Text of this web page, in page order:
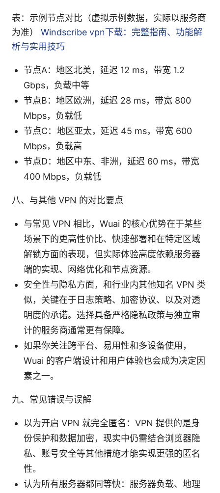
表：示例节点对比（虚拟示例数据，实际以服务商
为准） Windscribe vpn下载：完整指南、功能解
析与实用技巧
节点A：地区北美，延迟 12 ms，带宽 1.2
Gbps，负载中等
节点B：地区欧洲，延迟 28 ms，带宽 800
Mbps，负载低
节点C：地区亚太，延迟 45 ms，带宽 600
Mbps，负载高
节点D：地区中东、非洲，延迟 60 ms，带宽
400 Mbps，负载低
八、与其他 VPN 的对比要点
与常见 VPN 相比，Wuai 的核心优势在于某些
场景下的更高性价比、快速部署和在特定区域
解锁方面的表现，但实际体验高度依赖服务器
端的实现、网络优化和节点资源。
安全性与隐私方面，和行业内其他知名 VPN 类
似，关键在于日志策略、加密协议、以及对透
明度的承诺。选择具备严格隐私政策与独立审
计的服务商通常更有保障。
如果你关注跨平台、易用性和多设备使用，
Wuai 的客户端设计和用户体验也会成为决定因
素之一。
九、常见错误与误解
以为开启 VPN 就完全匿名：VPN 提供的是身
份保护和数据加密，现实中仍需结合浏览器隐
私、账号安全等其他措施才能实现更强的匿名
性。
认为所有服务器都同等快：服务器负载、地理